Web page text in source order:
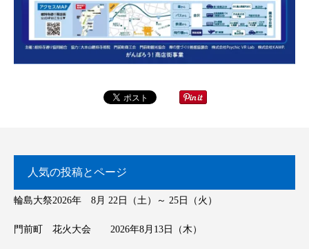
人気の投稿とページ
輪島大祭2026年 8月 22日（土）～ 25日（火）
門前町 花火大会 2026年8月13日（木）